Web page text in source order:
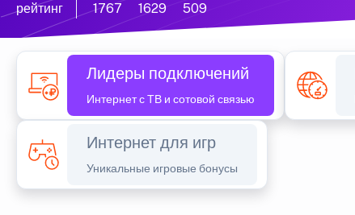
рейтинг
1767 1629 509
Лидеры подключений
Интернет с ТВ и сотовой связью
Интернет для игр
Уникальные игровые бонусы